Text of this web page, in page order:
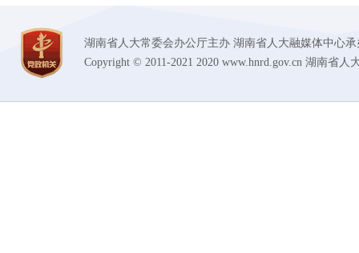
湖南省人大常委会办公厅主办 湖南省人大融媒体中心
Copyright © 2011-2021 2020 www.hnrd.gov.cn 湖南省